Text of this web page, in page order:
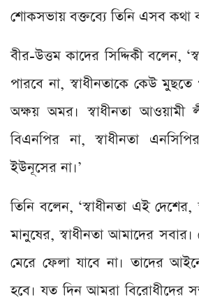
শোকসভায় বক্তব্যে তিনি এসব কথা
বীর-উত্তম কাদের সিদ্দিকী বলেন,
পারবে না, স্বাধীনতাকে কেউ মুছতে
অক্ষয় অমর। স্বাধীনতা আওয়ামী
বিএনপির না, স্বাধীনতা
ইউনূসের না।’
তিনি বলেন, ‘স্বাধীনতা এই দেশের,
মানুষের, স্বাধীনতা আমাদের
মেরে ফেলা যাবে না। তাদের
হবে। যত দিন আমরা বিরোধীদের